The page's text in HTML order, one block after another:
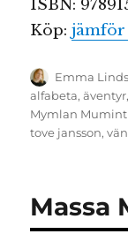
ISBN:
Köp:
Författare
Emma
alfabeta,äventyr
Mymlan
tove jansson,
Massa